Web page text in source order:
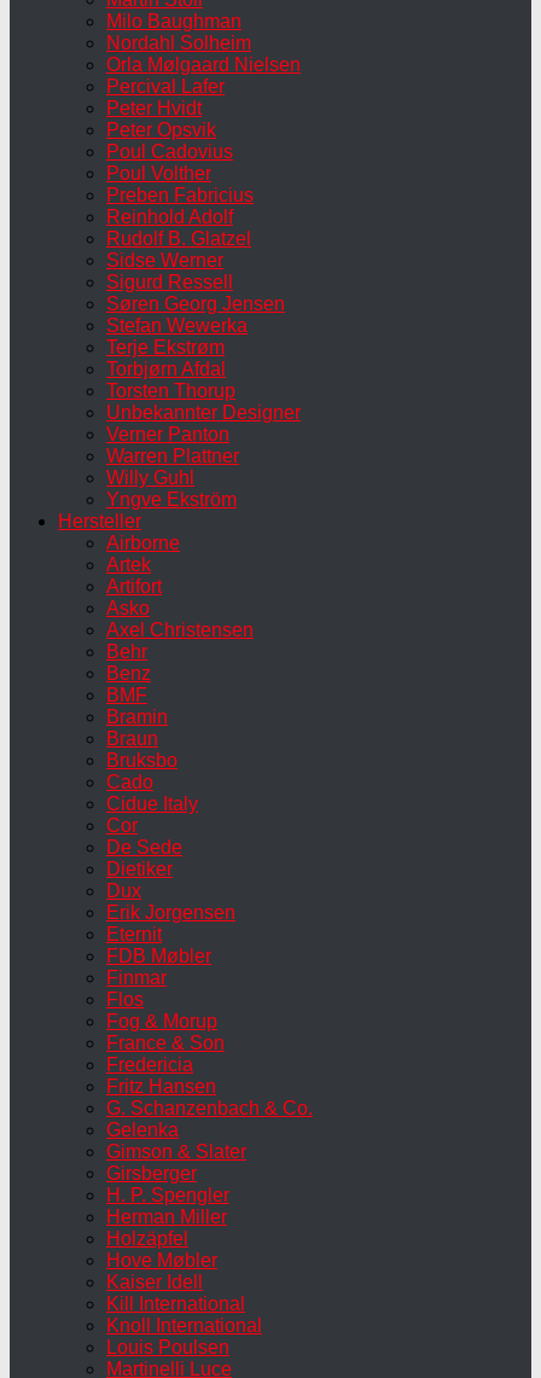
Milo Baughman
Nordahl Solheim
Orla Mølgaard Nielsen
Percival Lafer
Peter Hvidt
Peter Opsvik
Poul Cadovius
Poul Volther
Preben Fabricius
Reinhold Adolf
Rudolf B. Glatzel
Sidse Werner
Sigurd Ressell
Søren Georg Jensen
Stefan Wewerka
Terje Ekstrøm
Torbjørn Afdal
Torsten Thorup
Unbekannter Designer
Verner Panton
Warren Plattner
Willy Guhl
Yngve Ekström
Hersteller
Airborne
Artek
Artifort
Asko
Axel Christensen
Behr
Benz
BMF
Bramin
Braun
Bruksbo
Cado
Cidue Italy
Cor
De Sede
Dietiker
Dux
Erik Jorgensen
Eternit
FDB Møbler
Finmar
Flos
Fog & Morup
France & Son
Fredericia
Fritz Hansen
G. Schanzenbach & Co.
Gelenka
Gimson & Slater
Girsberger
H. P. Spengler
Herman Miller
Holzäpfel
Hove Møbler
Kaiser Idell
Kill International
Knoll International
Louis Poulsen
Martinelli Luce